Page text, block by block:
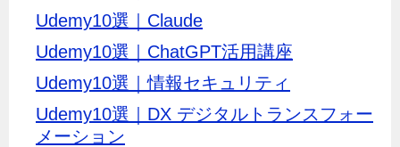
Udemy10選｜Claude
Udemy10選｜ChatGPT活用講座
Udemy10選｜情報セキュリティ
Udemy10選｜DX デジタルトランスフォー
メーション